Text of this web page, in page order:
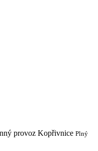
provoz Kopřivnice Plný